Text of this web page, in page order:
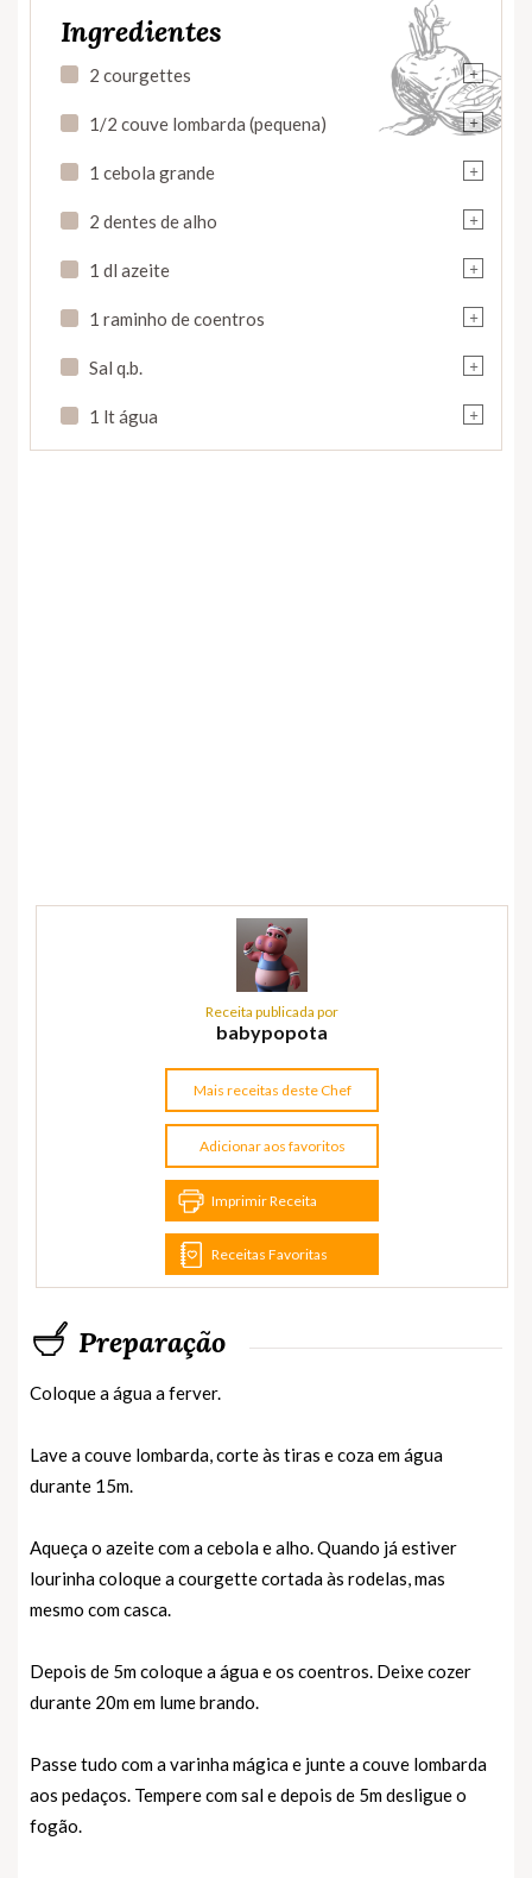
Ingredientes
+
2 courgettes
+
1/2 couve lombarda (pequena)
+
1 cebola grande
+
2 dentes de alho
+
1 dl azeite
+
1 raminho de coentros
+
Sal q.b.
+
1 lt água
Receita publicada por
babypopota
Mais receitas deste Chef
Adicionar aos favoritos
Imprimir Receita
Receitas Favoritas
Preparação
Coloque a água a ferver.
Lave a couve lombarda, corte às tiras e coza em água
durante 15m.
Aqueça o azeite com a cebola e alho. Quando já estiver
lourinha coloque a courgette cortada às rodelas, mas
mesmo com casca.
Depois de 5m coloque a água e os coentros. Deixe cozer
durante 20m em lume brando.
Passe tudo com a varinha mágica e junte a couve lombarda
aos pedaços. Tempere com sal e depois de 5m desligue o
fogão.